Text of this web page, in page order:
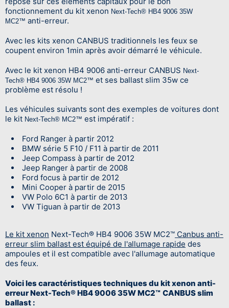
fonctionnement du kit xenon Next-Tech® HB4 9006 35W
MC2™ anti-erreur.
Avec les kits xenon CANBUS traditionnels les feux se
coupent environ 1min après avoir démarré le véhicule.
Avec le kit xenon HB4 9006 anti-erreur CANBUS Next-
Tech® HB4 9006 35W MC2™ et ses ballast slim 35w ce
problème est résolu !
Les véhicules suivants sont des exemples de voitures dont
le kit Next-Tech® MC2™ est impératif :
Ford Ranger à partir 2012
BMW série 5 F10 / F11 à partir de 2011
Jeep Compass à partir de 2012
Jeep Ranger à partir de 2008
Ford focus à partir de 2012
Mini Cooper à partir de 2015
VW Polo 6C1 à partir de 2013
VW Tiguan à partir de 2013
Le kit xenon Next-Tech® HB4 9006 35W MC2™ Canbus anti-
erreur slim ballast est équipé de l'allumage rapide des
ampoules et il est compatible avec l'allumage automatique
des feux.
Voici les caractéristiques techniques du kit xenon anti-
erreur Next-Tech® HB4 9006 35W MC2™ CANBUS slim
ballast :